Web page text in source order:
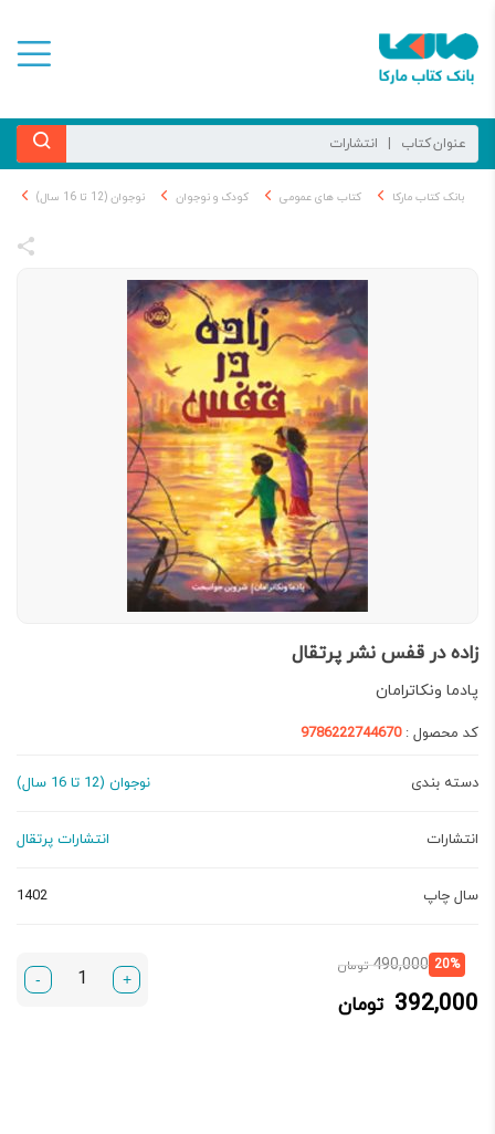
بانک کتاب مارکا کتاب های عمومی کودک و نوجوان نوجوان (12 تا 16 سال)
زاده در قفس نشر پرتقال
پادما ونکاترامان
کد محصول :9786222744670
دسته بندی نوجوان (12 تا 16 سال)
انتشارات انتشارات پرتقال
سال چاپ 1402
20%
490,000 تومانقیمت
392,000 تومان
قیمت
392,000 تومان.
+
-